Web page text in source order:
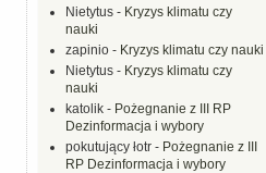
Nietytus - Kryzys klimatu czy
nauki
zapinio - Kryzys klimatu czy nauki
Nietytus - Kryzys klimatu czy
nauki
katolik - Pożegnanie z III RP
Dezinformacja i wybory
pokutujący łotr - Pożegnanie z III
RP Dezinformacja i wybory